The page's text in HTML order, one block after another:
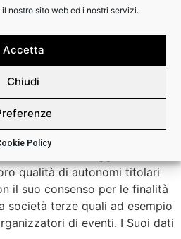
nostro sito web ed i nostri servizi.
Accetta
Chiudi
Policy
espresso consenso (ex art. 24
e art. 6 lett. b) e c) GDPR),
i Suoi dati per le finalità di
di vigilanza, Autorità
a quei soggetti ai quali la
per legge per
qualità di autonomi titolari
il suo consenso per le finalità
società terze quali ad esempio
di eventi. I Suoi dati